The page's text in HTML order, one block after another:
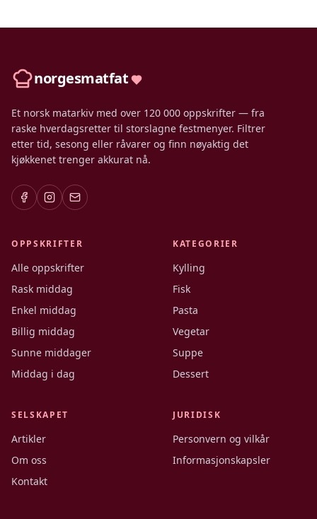
norgesmatfat
Et norsk matarkiv med over 120 000 oppskrifter — fra
raske hverdagsretter til storslagne festmenyer. Filtrer
etter tid, sesong eller råvarer og finn nøyaktig det
kjøkkenet trenger akkurat nå.
OPPSKRIFTER
Alle oppskrifter
Rask middag
Enkel middag
Billig middag
Sunne middager
Middag i dag
KATEGORIER
Kylling
Fisk
Pasta
Vegetar
Suppe
Dessert
SELSKAPET
Artikler
Om oss
Kontakt
JURIDISK
Personvern og vilkår
Informasjonskapsler